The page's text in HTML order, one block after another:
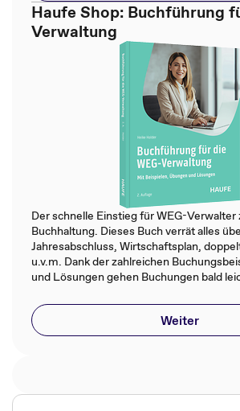
Haufe Shop: Buchführung
Verwaltung
Der schnelle Einstieg für WEG-
Buchhaltung. Dieses Buch verrät alles
Jahresabschluss, Wirtschaftsplan,
u.v.m. Dank der zahlreichen
und Lösungen gehen Buchungen bald
Weiter